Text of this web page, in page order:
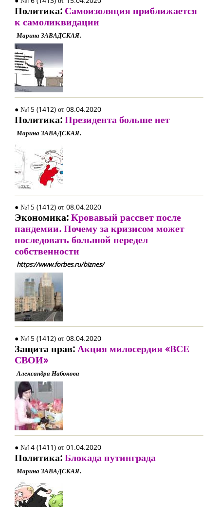
Политика: Самоизоляция приближается
к самоликвидации
Марина ЗАВАДСКАЯ.
● №15 (1412) от 08.04.2020
Политика:Президента больше нет
Марина ЗАВАДСКАЯ.
● №15 (1412) от 08.04.2020
Экономика:Кровавый рассвет после
пандемии. Почему за кризисом может
последовать большой передел
собственности
https://www.forbes.ru/biznes/
● №15 (1412) от 08.04.2020
Защита прав:Акция милосердия «ВСЕ
СВОИ»
Александра Набокова
● №14 (1411) от 01.04.2020
Политика:Блокада путинграда
Марина ЗАВАДСКАЯ.